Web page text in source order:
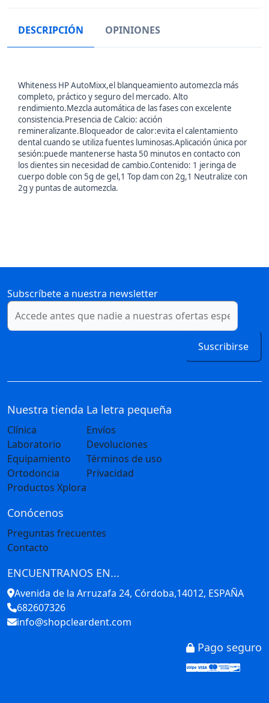
DESCRIPCIÓN OPINIONES
Whiteness HP AutoMixx,el blanqueamiento automezcla más
completo, práctico y seguro del mercado. Alto
rendimiento.Mezcla automática de las fases con excelente
consistencia.Presencia de Calcio: acción
remineralizante.Bloqueador de calor:evita el calentamiento
dental cuando se utiliza fuentes luminosas.Aplicación única por
sesión:puede mantenerse hasta 50 minutos en contacto con
los dientes sin necesidad de cambio.Contenido: 1 jeringa de
cuerpo doble con 5g de gel,1 Top dam con 2g,1 Neutralize con
2g y puntas de automezcla.
Subscríbete a nuestra newsletter
Suscribirse
Nuestra tienda
Clínica
Laboratorio
Equipamiento
Ortodoncia
Productos Xplora
La letra pequeña
Envíos
Devoluciones
Términos de uso
Privacidad
Conócenos
Preguntas frecuentes
Contacto
ENCUENTRANOS EN...
Avenida de la Arruzafa 24, Córdoba,14012, ESPAÑA
682607326
info@shopcleardent.com
Pago seguro
Stripe
Visa